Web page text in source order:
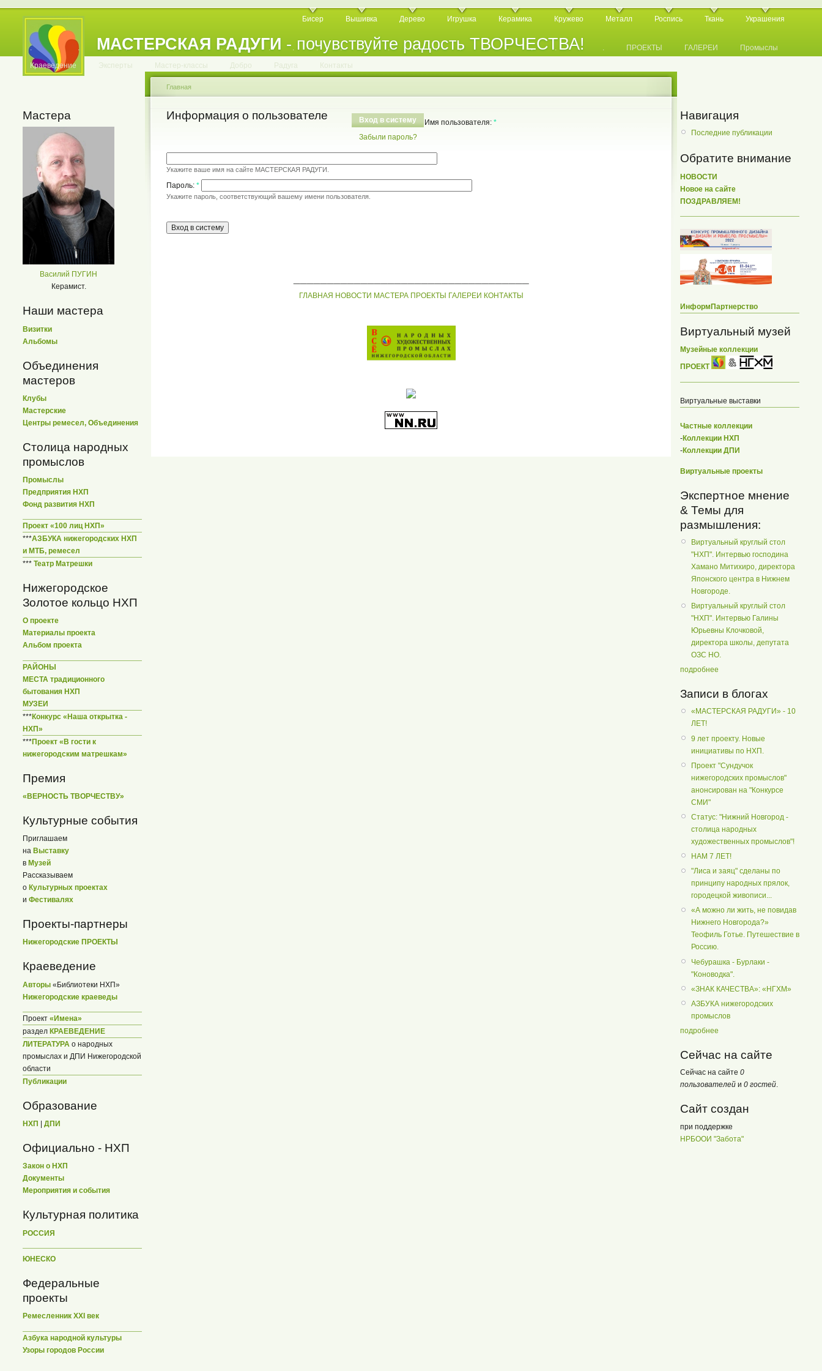
МАСТЕРСКАЯ РАДУГИ - почувствуйте радость ТВОРЧЕСТВА!
Бисер Вышивка Дерево Игрушка Керамика Кружево Металл Роспись Ткань Украшения
. . . . . . . . . . . . . . . . . . . . . . . . . ПРОЕКТЫ ГАЛЕРЕИ Промыслы
Краеведение Эксперты Мастер-классы Добро Радуга Контакты
Мастера
Василий ПУГИН
Керамист.
Наши мастера
Визитки
Альбомы
Объединения
мастеров
Клубы
Мастерские
Центры ремесел, Объединения
Столица народных
промыслов
Промыслы
Предприятия НХП
Фонд развития НХП
Проект «100 лиц НХП»
***АЗБУКА нижегородских НХП
и МТБ, ремесел
*** Театр Матрешки
Нижегородское
Золотое кольцо НХП
О проекте
Материалы проекта
Альбом проекта
РАЙОНЫ
МЕСТА традиционного
бытования НХП
МУЗЕИ
***Конкурс «Наша открытка -
НХП»
***Проект «В гости к
нижегородским матрешкам»
Премия
«ВЕРНОСТЬ ТВОРЧЕСТВУ»
Культурные события
Приглашаем
на Выставку
в Музей
Рассказываем
о Культурных проектах
и Фестивалях
Проекты-партнеры
Нижегородские ПРОЕКТЫ
Краеведение
Авторы «Библиотеки НХП»
Нижегородские краеведы
Проект «Имена»
раздел КРАЕВЕДЕНИЕ
ЛИТЕРАТУРА о народных
промыслах и ДПИ Нижегородской
области
Публикации
Образование
НХП ДПИ
Официально - НХП
Закон о НХП
Документы
Мероприятия и события
Культурная политика
РОССИЯ
ЮНЕСКО
Федеральные
проекты
Ремесленник XXI век
Азбука народной культуры
Узоры городов России
Главная
Информация о пользователе
Вход в систему
Забыли пароль?
Имя пользователя:*
Укажите ваше имя на сайте МАСТЕРСКАЯ РАДУГИ.
Пароль: *
Укажите пароль, соответствующий вашему имени пользователя.
ГЛАВНАЯ НОВОСТИ МАСТЕРА ПРОЕКТЫ ГАЛЕРЕИ КОНТАКТЫ
Навигация
Последние публикации
Обратите внимание
НОВОСТИ
Новое на сайте
ПОЗДРАВЛЯЕМ!
ИнформПартнерство
Виртуальный музей
Музейные коллекции
ПРОЕКТ
Виртуальные выставки
Частные коллекции
-Коллекции НХП
-Коллекции ДПИ
Виртуальные проекты
Экспертное мнение
& Темы для
размышления:
Виртуальный круглый стол
"НХП". Интервью господина
Хамано Митихиро, директора
Японского центра в Нижнем
Новгороде.
Виртуальный круглый стол
"НХП". Интервью Галины
Юрьевны Клочковой,
директора школы, депутата
ОЗС НО.
подробнее
Записи в блогах
«МАСТЕРСКАЯ РАДУГИ» - 10
ЛЕТ!
9 лет проекту. Новые
инициативы по НХП.
Проект "Сундучок
нижегородских промыслов"
анонсирован на "Конкурсе
СМИ"
Статус: "Нижний Новгород -
столица народных
художественных промыслов"!
НАМ 7 ЛЕТ!
"Лиса и заяц" сделаны по
принципу народных прялок,
городецкой живописи...
«А можно ли жить, не повидав
Нижнего Новгорода?»
Теофиль Готье. Путешествие в
Россию.
Чебурашка - Бурлаки -
"Коноводка".
«ЗНАК КАЧЕСТВА»: «НГХМ»
АЗБУКА нижегородских
промыслов
подробнее
Сейчас на сайте
Сейчас на сайте 0
пользователей и 0 гостей.
Сайт создан
при поддержке
НРБООИ "Забота"